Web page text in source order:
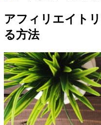
アフィリエイト
る方法